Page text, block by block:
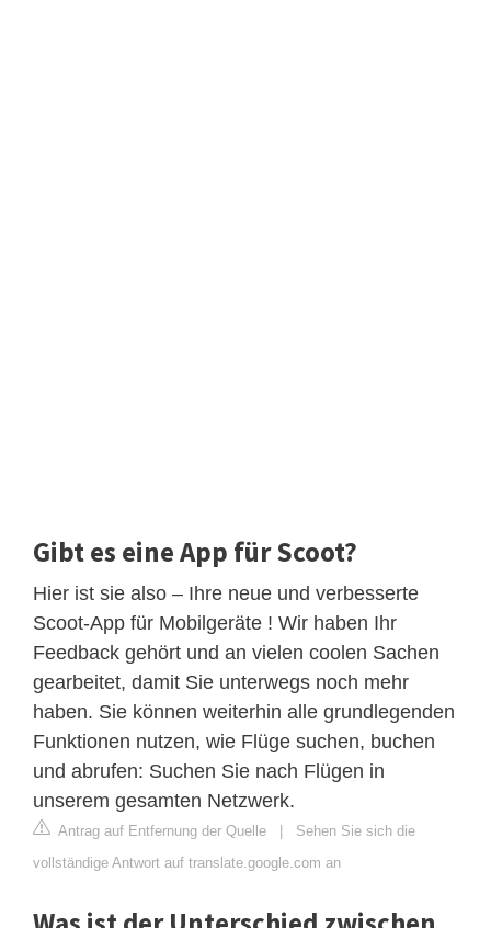
Gibt es eine App für Scoot?
Hier ist sie also – Ihre neue und verbesserte
Scoot-App für Mobilgeräte ! Wir haben Ihr
Feedback gehört und an vielen coolen Sachen
gearbeitet, damit Sie unterwegs noch mehr
haben. Sie können weiterhin alle grundlegenden
Funktionen nutzen, wie Flüge suchen, buchen
und abrufen: Suchen Sie nach Flügen in
unserem gesamten Netzwerk.
Antrag auf Entfernung der Quelle | Sehen Sie sich die
vollständige Antwort auf translate.google.com an